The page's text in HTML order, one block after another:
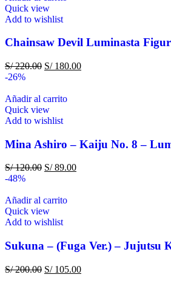
Quick view
Add to wishlist
Chainsaw Devil Luminasta
S/220.00 S/180.00
-26%
Añadir al carrito
Quick view
Add to wishlist
Mina Ashiro – Kaiju No. 8 –
S/120.00 S/89.00
-48%
Añadir al carrito
Quick view
Add to wishlist
Sukuna – (Fuga Ver.) – Jujutsu
S/200.00 S/105.00